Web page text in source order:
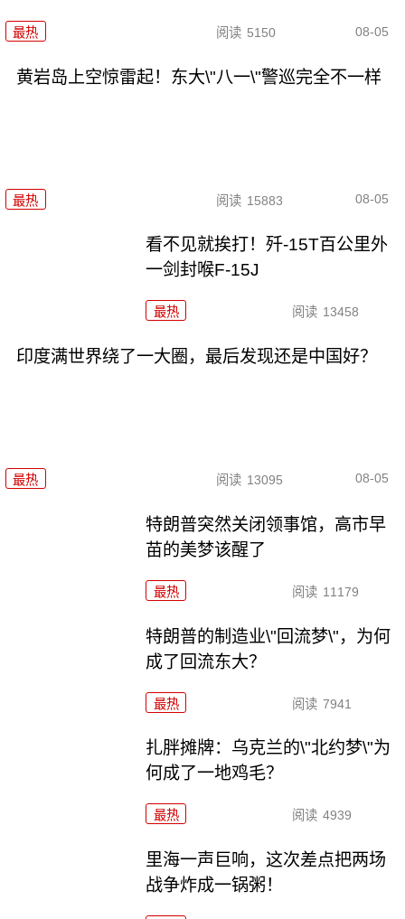
最热 阅读 5150 08-05
黄岩岛上空惊雷起！东大\"八一\"警巡完全不一样
最热 阅读 15883 08-05
看不见就挨打！歼-15T百公里外
一剑封喉F-15J
最热 阅读 13458
印度满世界绕了一大圈，最后发现还是中国好？
最热 阅读 13095 08-05
特朗普突然关闭领事馆，高市早
苗的美梦该醒了
最热 阅读 11179
特朗普的制造业\"回流梦\"，为何
成了回流东大？
最热 阅读 7941
扎胖摊牌：乌克兰的\"北约梦\"为
何成了一地鸡毛？
最热 阅读 4939
里海一声巨响，这次差点把两场
战争炸成一锅粥！